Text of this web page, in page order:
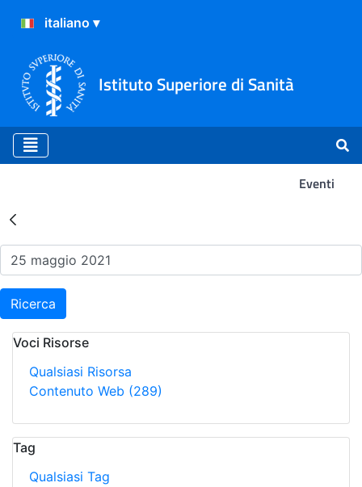
Istituto Superiore di Sanità
Eventi
Risultati della Ricerca -
Ricerca
Voci Risorse
Qualsiasi Risorsa
Contenuto Web (289)
Tag
Qualsiasi Tag